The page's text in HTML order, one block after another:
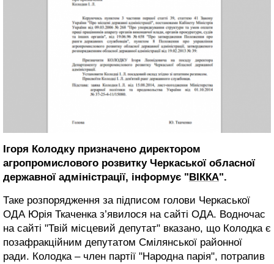
Ігоря Колодку призначено директором
агропромислового розвитку Черкаської обласної
державної адміністрації, інформує " ВІККА".
Таке розпорядження за підписом голови Черкаської
ОДА Юрія Ткаченка з’явилося на сайті ОДА. Водночас
на сайті "Твій місцевий депутат" вказано, що Колодка є
позафракційним депутатом Смілянської районної
ради. Колодка – член партії "Народна парія", потрапив